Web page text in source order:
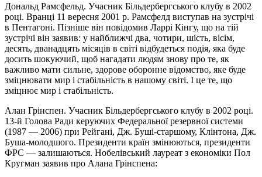
Дональд Рамсфельд. Учасник Більдербергського клубу в 2002
році. Вранці 11 вересня 2001 р. Рамсфелд виступав на зустрічі
в Пентагоні. Пізніше він повідомив Ларрі Кінгу, що на тій
зустрічі він заявив: у найближчі два, чотири, шість, вісім,
десять, дванадцять місяців в світі відбудеться подія, яка буде
досить шокуючий, щоб нагадати людям знову про те, як
важливо мати сильне, здорове оборонне відомство, яке буде
зміцнювати мир і стабільність в нашому світі. І це те, що
зміцнює мир і стабільність.
Алан Грінспен. Учасник Більдербергського клубу в 2002 році.
13-й Голова Ради керуючих Федеральної резервної системи
(1987 — 2006) при Рейгані, Дж. Буші-старшому, Клінтона, Дж.
Буша-молодшого. Президенти країн змінюються, президенти
ФРС — залишаються. Нобелівський лауреат з економіки Пол
Кругман заявив про Алана Грінспена: